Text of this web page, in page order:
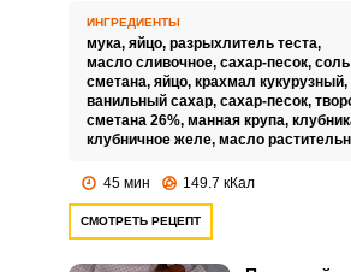
равнодушным.
песочная
творожная
эффектная
поверхности –
очень вкусно,
ИНГРЕДИЕНТЫ
мука, яйцо, разрыхлитель теста,
масло сливочное, сахар-песок,
сметана, яйцо, крахмал кукурузный,
ванильный сахар, сахар-песок,
сметана 26%, манная крупа,
клубничное желе, масло
45 мин 149.7 кКал
СМОТРЕТЬ РЕЦЕПТ